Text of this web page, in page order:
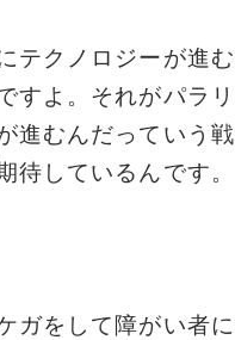
テクノロジーが進む
すよ。それがパラリ
進むんだっていう戦
待しているんです。
ガをして障がい者に